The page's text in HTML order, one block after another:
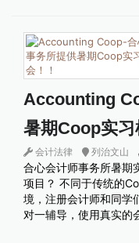
Accounting
暑期Coop实习
会计法律 列治文山
合心会计师事务所暑期
项目？ 不同于传统的
境，注册会计师和同学
对一辅导，使用真实的